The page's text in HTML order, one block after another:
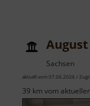
Sachsen
aktuell vom 07.06.2026 /
39 km vom